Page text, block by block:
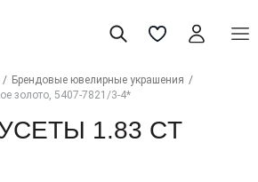
Брендовые ювелирные украшения
золото, 5407-7821/3-4*
1.83 CT